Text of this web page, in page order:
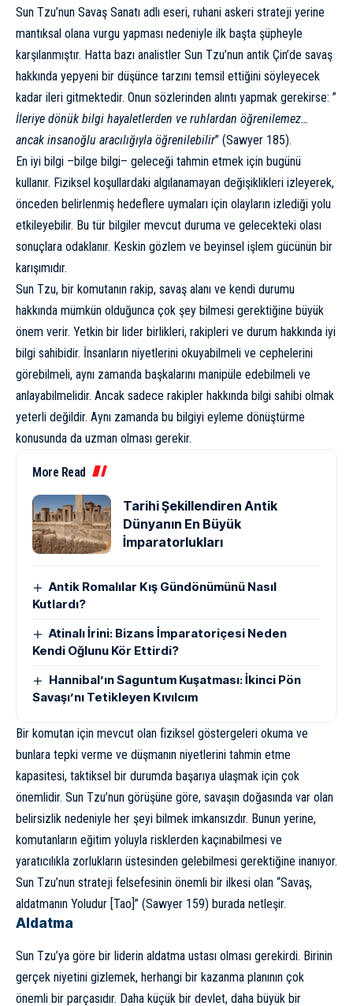
Sun Tzu’nun Savaş Sanatı adlı eseri, ruhani askeri strateji yerine
mantıksal olana vurgu yapması nedeniyle ilk başta şüpheyle
karşılanmıştır. Hatta bazı analistler Sun Tzu’nun antik Çin’de savaş
hakkında yepyeni bir düşünce tarzını temsil ettiğini söyleyecek
kadar ileri gitmektedir. Onun sözlerinden alıntı yapmak gerekirse: ”
İleriye dönük bilgi hayaletlerden ve ruhlardan öğrenilemez…
ancak insanoğlu aracılığıyla öğrenilebilir” (Sawyer 185).
En iyi bilgi –bilge bilgi– geleceği tahmin etmek için bugünü
kullanır. Fiziksel koşullardaki algılanamayan değişiklikleri izleyerek,
önceden belirlenmiş hedeflere uymaları için olayların izlediği yolu
etkileyebilir. Bu tür bilgiler mevcut duruma ve gelecekteki olası
sonuçlara odaklanır. Keskin gözlem ve beyinsel işlem gücünün bir
karışımıdır.
Sun Tzu, bir komutanın rakip, savaş alanı ve kendi durumu
hakkında mümkün olduğunca çok şey bilmesi gerektiğine büyük
önem verir. Yetkin bir lider birlikleri, rakipleri ve durum hakkında iyi
bilgi sahibidir. İnsanların niyetlerini okuyabilmeli ve cephelerini
görebilmeli, aynı zamanda başkalarını manipüle edebilmeli ve
anlayabilmelidir. Ancak sadece rakipler hakkında bilgi sahibi olmak
yeterli değildir. Aynı zamanda bu bilgiyi eyleme dönüştürme
konusunda da uzman olması gerekir.
More Read
Tarihi Şekillendiren Antik
Dünyanın En Büyük
İmparatorlukları
Antik Romalılar Kış Gündönümünü Nasıl
Kutlardı?
Atinalı İrini: Bizans İmparatoriçesi Neden
Kendi Oğlunu Kör Ettirdi?
Hannibal’ın Saguntum Kuşatması: İkinci Pön
Savaşı’nı Tetikleyen Kıvılcım
Bir komutan için mevcut olan fiziksel göstergeleri okuma ve
bunlara tepki verme ve düşmanın niyetlerini tahmin etme
kapasitesi, taktiksel bir durumda başarıya ulaşmak için çok
önemlidir. Sun Tzu’nun görüşüne göre, savaşın doğasında var olan
belirsizlik nedeniyle her şeyi bilmek imkansızdır. Bunun yerine,
komutanların eğitim yoluyla risklerden kaçınabilmesi ve
yaratıcılıkla zorlukların üstesinden gelebilmesi gerektiğine inanıyor.
Sun Tzu’nun strateji felsefesinin önemli bir ilkesi olan “Savaş,
aldatmanın Yoludur [Tao]” (Sawyer 159) burada netleşir.
Aldatma
Sun Tzu’ya göre bir liderin aldatma ustası olması gerekirdi. Birinin
gerçek niyetini gizlemek, herhangi bir kazanma planının çok
önemli bir parçasıdır. Daha küçük bir devlet, daha büyük bir